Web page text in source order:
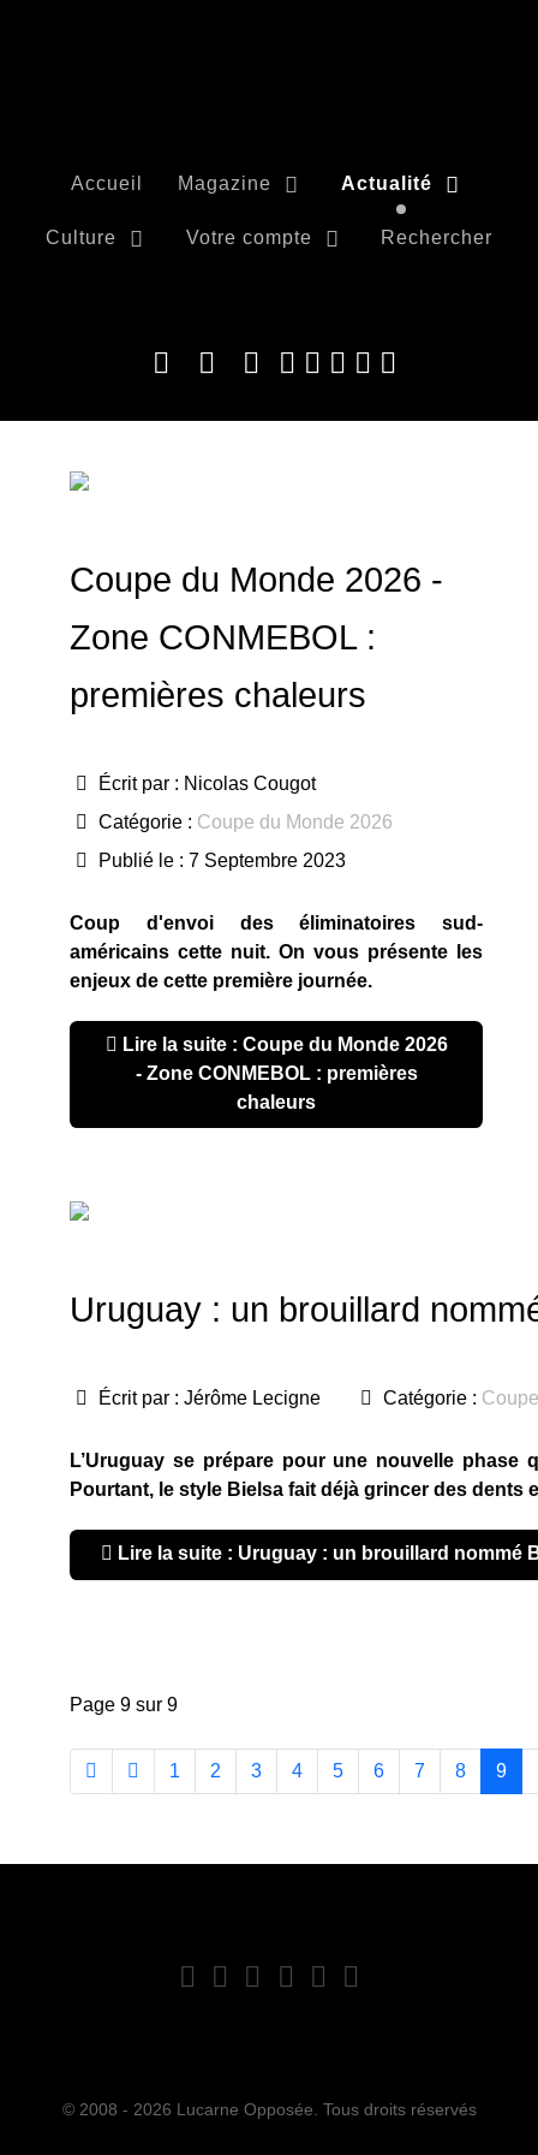
Accueil Magazine Actualité
Culture Votre compte Rechercher
Coupe du Monde 2026 -
Zone CONMEBOL :
premières chaleurs
Écrit par : Nicolas Cougot
Catégorie : Coupe du Monde 2026
Publié le : 7 Septembre 2023
Coup d'envoi des éliminatoires sud-
américains cette nuit. On vous présente les
enjeux de cette première journée.
Lire la suite : Coupe du Monde 2026
- Zone CONMEBOL : premières
chaleurs
Uruguay : un brouillard
Écrit par : Jérôme Lecigne Catégorie :
L’Uruguay se prépare pour une nouvelle phase
Pourtant, le style Bielsa fait déjà grincer des
Lire la suite : Uruguay : un brouillard nommé
Page 9 sur 9
1 2 3 4 5 6 7 8 9
© 2008 - 2026 Lucarne Opposée. Tous droits réservés